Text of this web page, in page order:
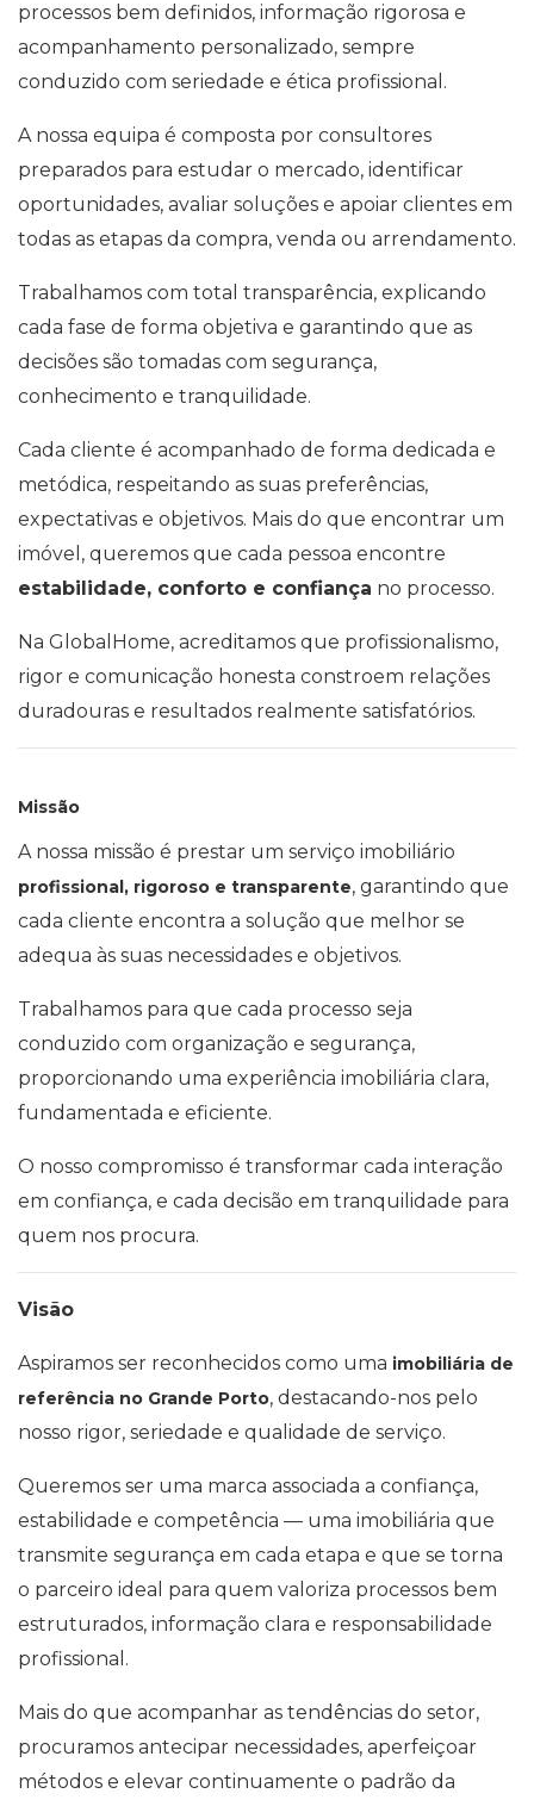
processos bem definidos, informação rigorosa e
acompanhamento personalizado, sempre
conduzido com seriedade e ética profissional.
A nossa equipa é composta por consultores
preparados para estudar o mercado, identificar
oportunidades, avaliar soluções e apoiar clientes em
todas as etapas da compra, venda ou arrendamento.
Trabalhamos com total transparência, explicando
cada fase de forma objetiva e garantindo que as
decisões são tomadas com segurança,
conhecimento e tranquilidade.
Cada cliente é acompanhado de forma dedicada e
metódica, respeitando as suas preferências,
expectativas e objetivos. Mais do que encontrar um
imóvel, queremos que cada pessoa encontre
estabilidade, conforto e confiança no processo.
Na GlobalHome, acreditamos que profissionalismo,
rigor e comunicação honesta constroem relações
duradouras e resultados realmente satisfatórios.
Missão
A nossa missão é prestar um serviço imobiliário
profissional, rigoroso e transparente, garantindo que
cada cliente encontra a solução que melhor se
adequa às suas necessidades e objetivos.
Trabalhamos para que cada processo seja
conduzido com organização e segurança,
proporcionando uma experiência imobiliária clara,
fundamentada e eficiente.
O nosso compromisso é transformar cada interação
em confiança, e cada decisão em tranquilidade para
quem nos procura.
Visão
Aspiramos ser reconhecidos como uma imobiliária de
referência no Grande Porto, destacando-nos pelo
nosso rigor, seriedade e qualidade de serviço.
Queremos ser uma marca associada a confiança,
estabilidade e competência — uma imobiliária que
transmite segurança em cada etapa e que se torna
o parceiro ideal para quem valoriza processos bem
estruturados, informação clara e responsabilidade
profissional.
Mais do que acompanhar as tendências do setor,
procuramos antecipar necessidades, aperfeiçoar
métodos e elevar continuamente o padrão da